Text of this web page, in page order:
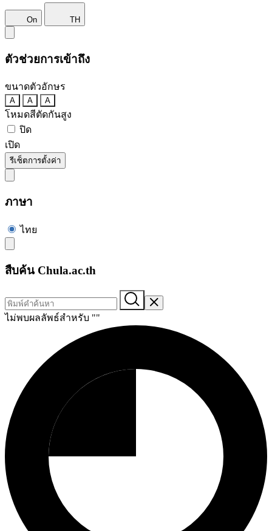
On TH
ตัวช่วยการเข้าถึง
ขนาดตัวอักษร
A A A
โหมดสีตัดกันสูง
ปิด
เปิด
รีเซ็ตการตั้งค่า
ภาษา
ไทย
สืบค้น Chula.ac.th
ไม่พบผลลัพธ์สำหรับ ""